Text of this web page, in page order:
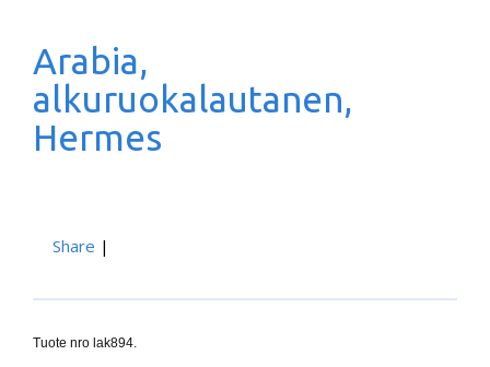
Arabia,
alkuruokalautanen,
Hermes
Share |
Tuote nro lak894.